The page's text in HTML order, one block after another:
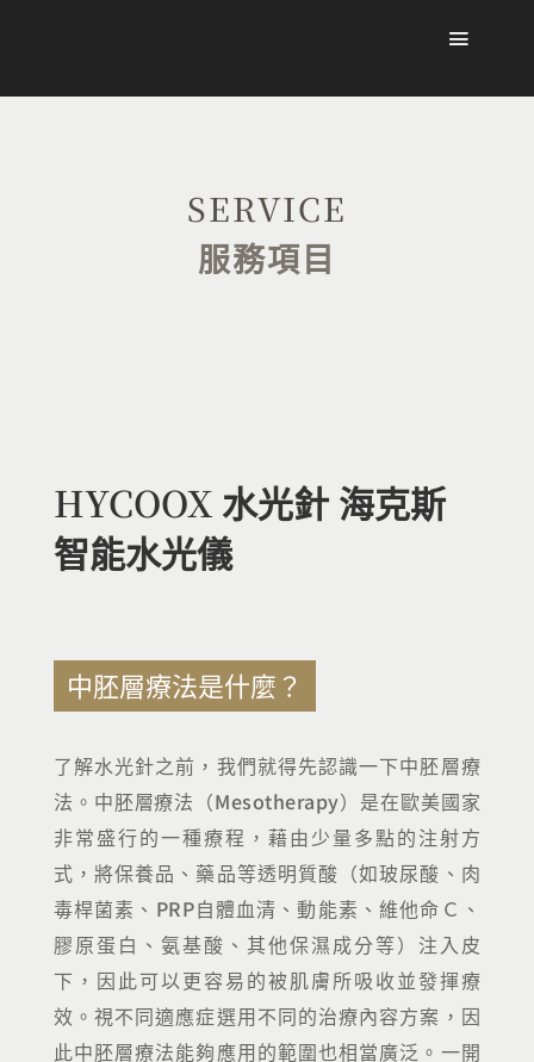
SERVICE
服務項目
HYCOOX 水光針 海克斯
智能水光儀
中胚層療法是什麼？
了解水光針之前，我們就得先認識一下中胚層療
法。中胚層療法（Mesotherapy）是在歐美國家
非常盛行的一種療程，藉由少量多點的注射方
式，將保養品、藥品等透明質酸（如玻尿酸、肉
毒桿菌素、PRP自體血清、動能素、維他命Ｃ、
膠原蛋白、氨基酸、其他保濕成分等）注入皮
下，因此可以更容易的被肌膚所吸收並發揮療
效。視不同適應症選用不同的治療內容方案，因
此中胚層療法能夠應用的範圍也相當廣泛。一開